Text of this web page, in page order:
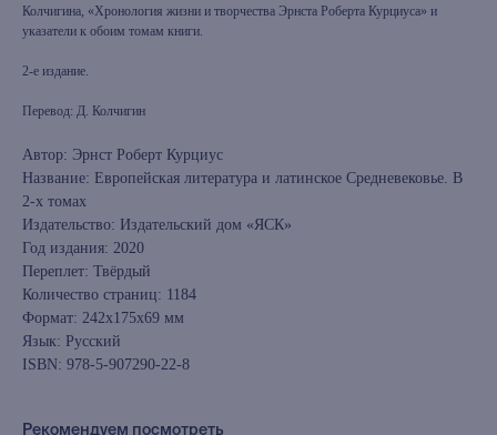
Колчигина, «Хронология жизни и творчества Эрнста Роберта Курциуса» и
указатели к обоим томам книги.
2-е издание.
Перевод: Д. Колчигин
Автор: Эрнст Роберт Курциус
Название: Европейская литература и латинское Средневековье. В
2-х томах
Издательство: Издательский дом «ЯСК»
Год издания: 2020
Переплет: Твёрдый
Количество страниц: 1184
Формат: 242x175x69 мм
Язык: Русский
ISBN: 978-5-907290-22-8
Рекомендуем посмотреть